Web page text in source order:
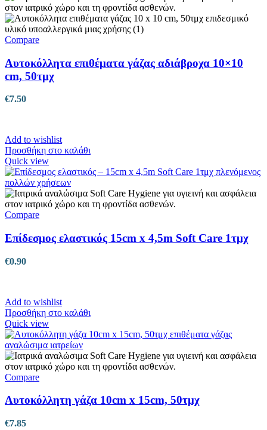
Compare
Αυτοκόλλητα επιθέματα γάζας αδιάβροχα 10×10
cm, 50τμχ
€7.50
Add to wishlist
Προσθήκη στο καλάθι
Quick view
Compare
Επίδεσμος ελαστικός 15cm x 4,5m Soft Care 1τμχ
€0.90
Add to wishlist
Προσθήκη στο καλάθι
Quick view
Compare
Αυτοκόλλητη γάζα 10cm x 15cm, 50τμχ
€7.85